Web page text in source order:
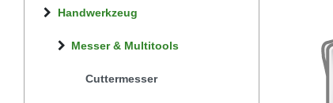
Handwerkzeug
Messer & Multitools
Cuttermesser